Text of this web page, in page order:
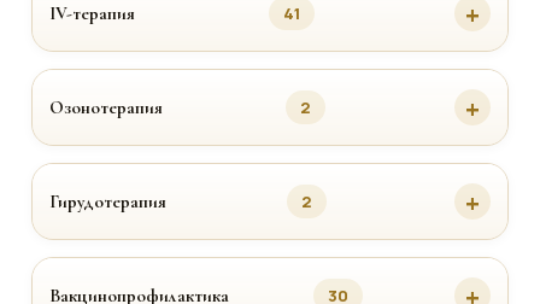
IV-терапия 41
Озонотерапия 2
Гирудотерапия 2
Вакцинопрофилактика 30